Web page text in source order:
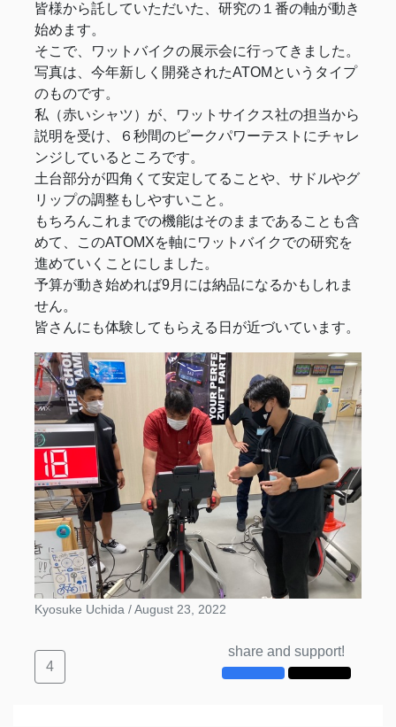
皆様から託していただいた、研究の１番の軸が動き
始めます。
そこで、ワットバイクの展示会に行ってきました。
写真は、今年新しく開発されたATOMというタイプ
のものです。
私（赤いシャツ）が、ワットサイクス社の担当から
説明を受け、６秒間のピークパワーテストにチャレ
ンジしているところです。
土台部分が四角くて安定してることや、サドルやグ
リップの調整もしやすいこと。
もちろんこれまでの機能はそのままであることも含
めて、このATOMXを軸にワットバイクでの研究を
進めていくことにしました。
予算が動き始めれば9月には納品になるかもしれま
せん。
皆さんにも体験してもらえる日が近づいています。
Kyosuke Uchida /August 23, 2022
4
share and support!